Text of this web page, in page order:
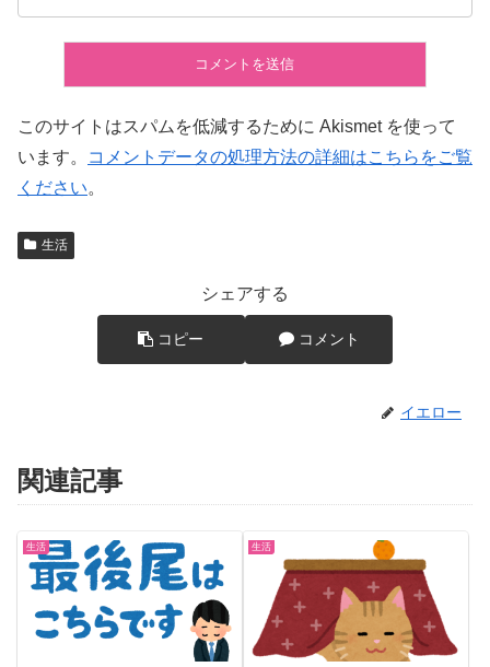
このサイトはスパムを低減するために Akismet を使って
います。
コメントデータの処理方法の詳細はこちらをご覧
ください。
生活
シェアする
コピー コメント
イエロー
関連記事
生活 生活